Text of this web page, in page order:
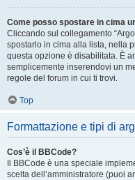
Come posso spostare in cima
Cliccando sul collegamento
spostarlo in cima alla lista, nella
questa opzione è disabilitata. È
semplicemente inserendovi un
regole del forum in cui ti trovi.
Top
Formattazione e tipi di
Cos’è il BBCode?
Il BBCode è una speciale
scelta dell’amministratore (puoi